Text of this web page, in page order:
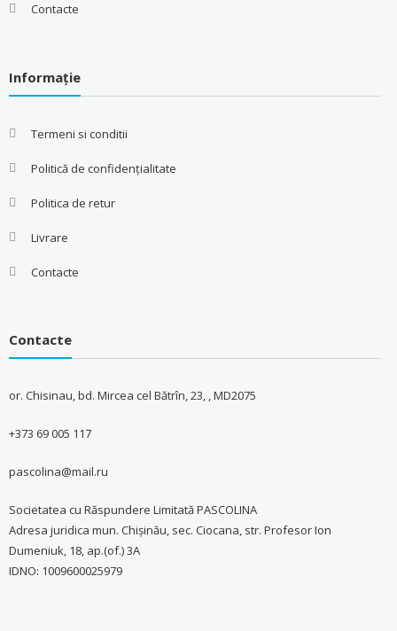
Contacte
Informație
Termeni si conditii
Politică de confidențialitate
Politica de retur
Livrare
Contacte
Contacte
or. Chisinau, bd. Mircea cel Bătrîn, 23, , MD2075
+373 69 005 117
pascolina@mail.ru
Societatea cu Răspundere Limitată PASCOLINA
Adresa juridica mun. Chişinău, sec. Ciocana, str. Profesor Ion
Dumeniuk, 18, ap.(of.) 3A
IDNO: 1009600025979